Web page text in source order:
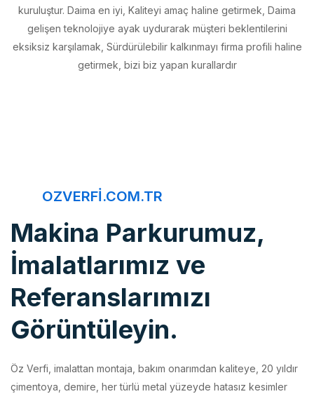
kuruluştur. Daima en iyi, Kaliteyi amaç haline getirmek, Daima
gelişen teknolojiye ayak uydurarak müşteri beklentilerini
eksiksiz karşılamak, Sürdürülebilir kalkınmayı firma profili haline
getirmek, bizi biz yapan kurallardır
OZVERFI.COM.TR
Makina Parkurumuz,
İmalatlarımız ve
Referanslarımızı
Görüntüleyin.
Öz Verfi, imalattan montaja, bakım onarımdan kaliteye, 20 yıldır
çimentoya, demire, her türlü metal yüzeyde hatasız kesimler